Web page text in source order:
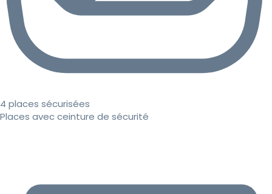
4 places sécurisées
Places avec ceinture de sécurité